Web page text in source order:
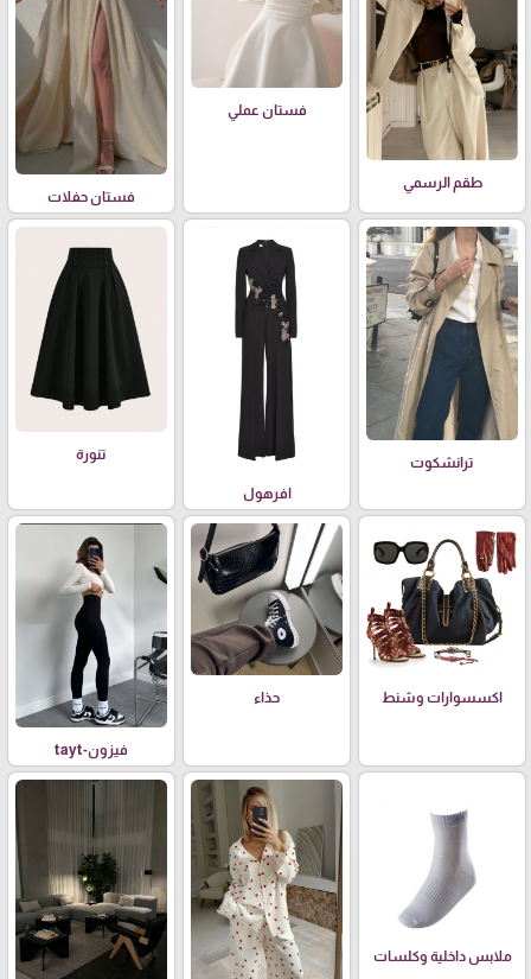
طقم الرسمي
فستان عملي
فستان حفلات
ترانشكوت
افرهول
تنورة
اكسسوارات وشنط حذاء
فيزون-tayt
ملابس داخلية وكلسات